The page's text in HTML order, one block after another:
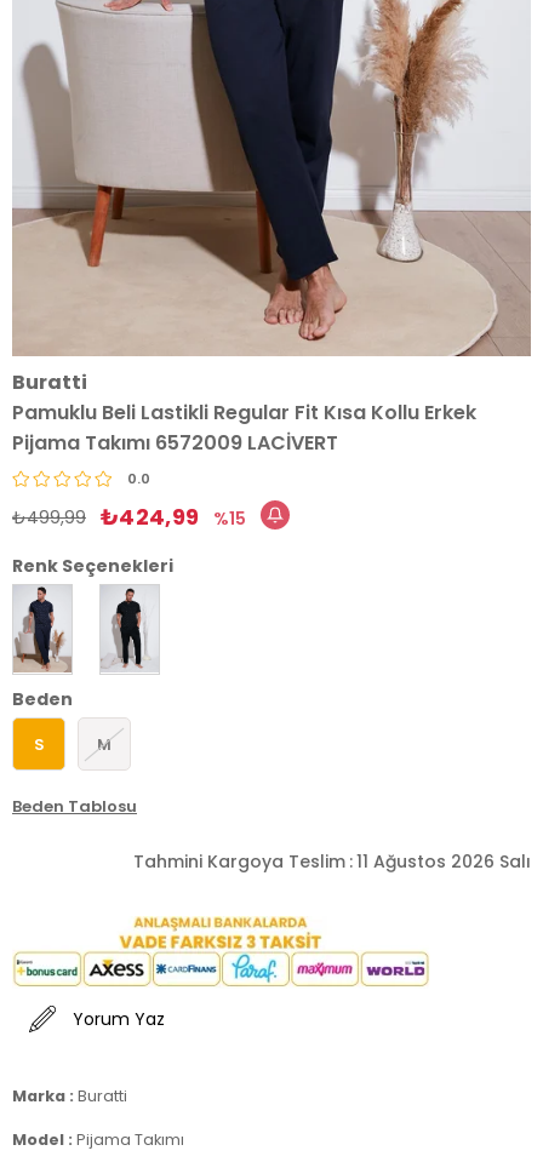
Buratti
Pamuklu Beli Lastikli Regular Fit Kısa Kollu Erkek
Pijama Takımı 6572009 LACİVERT
0.0
₺499,99 ₺424,99
15
Renk Seçenekleri
Beden
S M
Beden Tablosu
Tahmini Kargoya Teslim :11 Ağustos 2026 Salı
Yorum Yaz
Marka : Buratti
Model : Pijama Takımı